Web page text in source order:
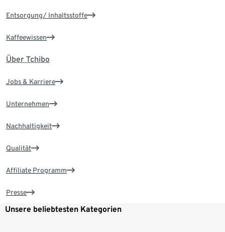
Entsorgung/ Inhaltsstoffe
Kaffeewissen
Über Tchibo
Jobs & Karriere
Unternehmen
Nachhaltigkeit
Qualität
Affiliate Programm
Presse
Unsere beliebtesten Kategorien